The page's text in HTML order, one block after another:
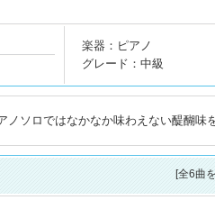
楽器：ピアノ
グレード：中級
ノソロではなかなか味わえない醍醐味
[全6曲